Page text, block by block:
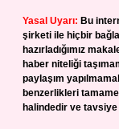
Yasal Uyarı: Bu
şirketi ile hiçbir
hazırladığımız
haber niteliği
paylaşım
benzerlikleri
halindedir ve